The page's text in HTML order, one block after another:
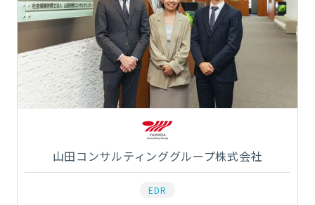
山田コンサルティンググループ株式会社
EDR